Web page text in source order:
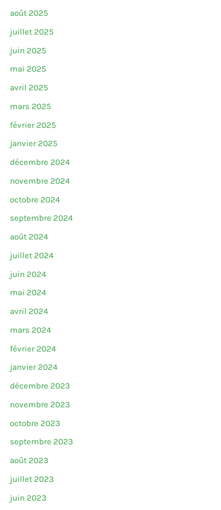
août 2025
juillet 2025
juin 2025
mai 2025
avril 2025
mars 2025
février 2025
janvier 2025
décembre 2024
novembre 2024
octobre 2024
septembre 2024
août 2024
juillet 2024
juin 2024
mai 2024
avril 2024
mars 2024
février 2024
janvier 2024
décembre 2023
novembre 2023
octobre 2023
septembre 2023
août 2023
juillet 2023
juin 2023